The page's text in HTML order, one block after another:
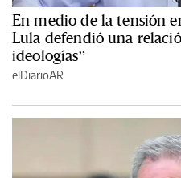
En medio de la tensión
Lula defendió una
ideologías”
elDiarioAR